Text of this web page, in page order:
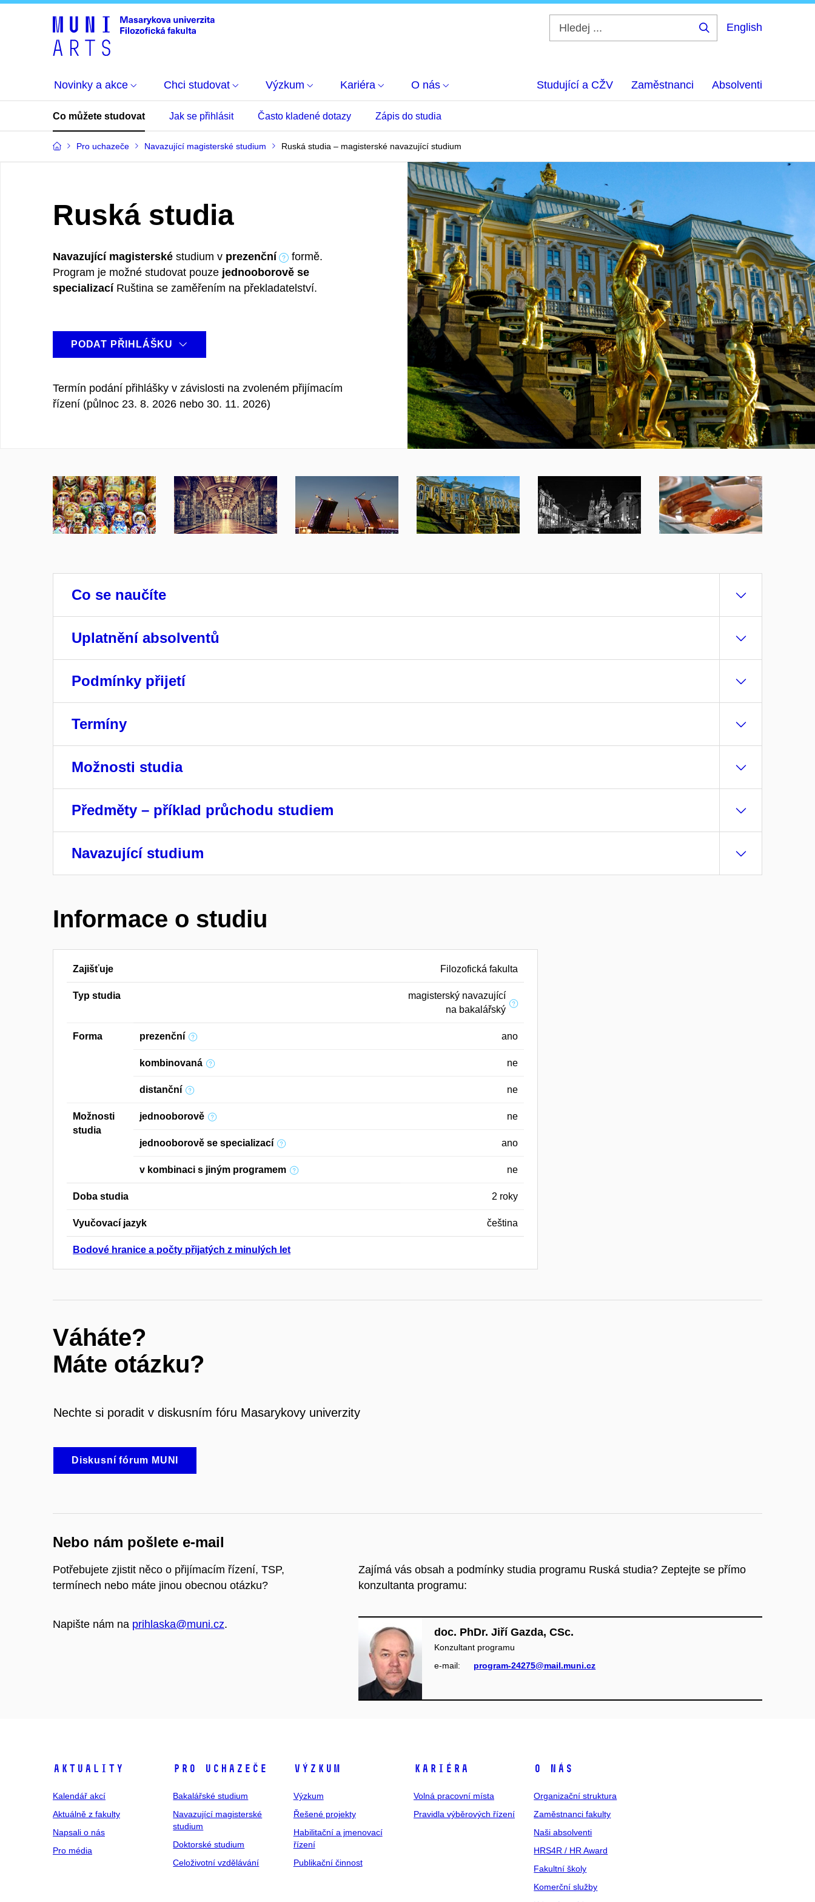
English
Novinky a akce Chci studovat Výzkum Kariéra O nás Studující a CŽV Zaměstnanci Absolventi
Co můžete studovat Jak se přihlásit Často kladené dotazy Zápis do studia
Pro uchazeče Navazující magisterské studium Ruská studia – magisterské navazující studium
Ruská studia
Navazující magisterské studium v prezenční
formě.
Program je možné studovat pouze jednooborově se
specializacíRuština se zaměřením na překladatelství.
PODAT PŘIHLÁŠKU
Termín podání přihlášky v závislosti na zvoleném přijímacím
řízení (půlnoc 23. 8. 2026 nebo 30. 11. 2026)
Co se naučíte
Uplatnění absolventů
Podmínky přijetí
Termíny
Možnosti studia
Předměty – příklad průchodu studiem
Navazující studium
Informace o studiu
Zajišťuje Filozofická fakulta
Typ studia
magisterský navazující
na bakalářský
Forma prezenční ano
kombinovaná ne
distanční ne
Možnosti
studia
jednooborově ne
jednooborově se specializací ano
v kombinaci s jiným programem ne
Doba studia 2 roky
Vyučovací jazyk čeština
Bodové hranice a počty přijatých z minulých let
Váháte?
Máte otázku?
Nechte si poradit v diskusním fóru Masarykovy univerzity
Diskusní fórum MUNI
Nebo nám pošlete e-mail
Potřebujete zjistit něco o přijímacím řízení, TSP,
termínech nebo máte jinou obecnou otázku?
Napište nám na prihlaska@muni.cz.
Zajímá vás obsah a podmínky studia programu Ruská studia? Zeptejte se přímo
konzultanta programu:
doc. PhDr. Jiří Gazda, CSc.
Konzultant programu
e‑mail:
program-24275@mail.muni.cz
Aktuality
Kalendář akcí
Aktuálně z fakulty
Napsali o nás
Pro média
Pro uchazeče
Bakalářské studium
Navazující magisterské
studium
Doktorské studium
Celoživotní vzdělávání
Výzkum
Výzkum
Řešené projekty
Habilitační a jmenovací
řízení
Publikační činnost
Kariéra
Volná pracovní místa
Pravidla výběrových řízení
O nás
Organizační struktura
Zaměstnanci fakulty
Naši absolventi
HRS4R / HR Award
Fakultní školy
Komerční služby